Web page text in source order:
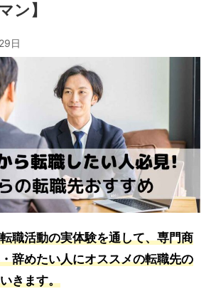
ン】
日
職活動の実体験を通して、専門商
辞めたい人にオススメの転職先の
きます。